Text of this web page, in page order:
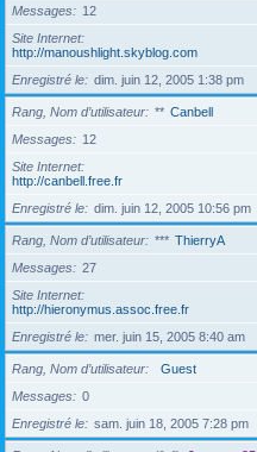
Messages
12
Site Internet
http://manoushlight.skyblog.com
Enregistré le
dim. juin 12, 2005 1:38 pm
Rang, Nom d’utilisateur ** Canbell
Messages
12
Site Internet
http://canbell.free.fr
Enregistré le
dim. juin 12, 2005 10:56 pm
Rang, Nom d’utilisateur *** ThierryA
Messages
27
Site Internet
http://hieronymus.assoc.free.fr
Enregistré le
mer. juin 15, 2005 8:40 am
Rang, Nom d’utilisateur
Guest
Messages
0
Enregistré le
sam. juin 18, 2005 7:28 pm